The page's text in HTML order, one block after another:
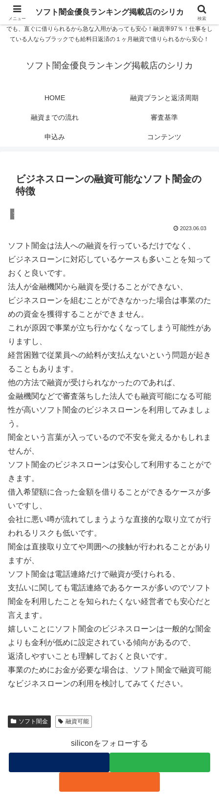
ソフト闇金優良ランキング 中小消費者金融在籍確認なし シリカなら24時間
365日 在籍確認なしで借りれるブラック即日振込融資です。土日や祝日、夜間
でも、直ぐに借りられるから急な入用があっても安心！融資率97％！仕事をし
ている人ならブラックでも給料日返済の１ヶ月融資で借りられるから安心！
ソフト闇金優良ランキング掲載店のシリカ
HOME 融資プランと返済周期
融資までの流れ 審査基準
申込み コンテンツ
ビジネスローンの融資可能なソフト闇金の
特徴
ソフト闇金
2023.06.03
ソフト闇金は法人への融資を行っているだけでなく、
ビジネスローンに対応しているケースも多いことを知って
おくと良いです。
法人が金融機関から融資を受けることができない、
ビジネスローンを組むことができなかった場合は事業のた
めの資金を獲得することができません。
これが原因で事業が立ち行かなくなってしまう可能性があ
りますし、
経営困難で従業員への給料が支払えないという問題が起き
ることもあります。
他の方法で融資が受けられなかったのであれば、
金融機関などで審査落ちした法人でも融資可能になる可能
性が高いソフト闇金のビジネスローンを利用してみましょ
う。
闇金という言葉が入っているので不安を覚えるかもしれま
せんが、
ソフト闇金のビジネスローンは安心して利用することがで
きます。
借入希望額に合った金額を借りることができるケースが多
いですし、
会社に悪い噂が流れてしまうような直接的な取り立てが行
われるリスクも低いです。
闇金は直接取り立てや周囲への接触が行われることがあり
ますが、
ソフト闇金は電話連絡だけで融資が受けられる、
支払いに関しても電話連絡であるケースが多いのでソフト
闇金を利用したことを知られたくない経営者でも安心だと
言えます。
嬉しいことにソフト闇金のビジネスローンは一般的な闇金
よりも金利が低めに設定されている傾向があるので、
返済しやすいことも理解しておくと良いです。
事業のためにお金が必要な場合は、ソフト闇金で融資可能
なビジネスローンの利用を検討してみてください。
ソフト闇金 融資可能
siliconをフォローする
メニュー
ソフト闇金優良ランキング掲載店のシリカ
検索